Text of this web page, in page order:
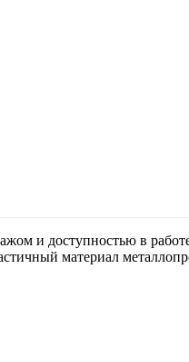
и доступностью в
материал